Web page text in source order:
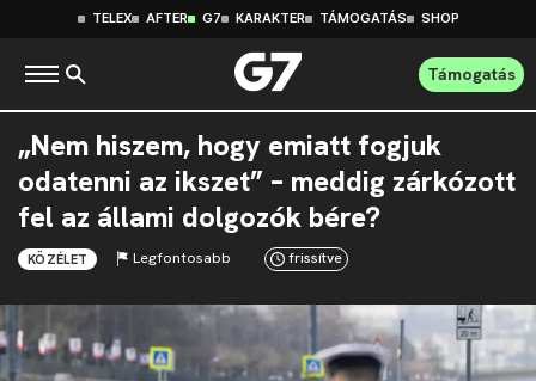
TELEX AFTER G7 KARAKTER TÁMOGATÁS SHOP
Támogatás
„Nem hiszem, hogy emiatt fogjuk
odatenni az ikszet” – meddig zárkózott
fel az állami dolgozók bére?
KÖZÉLET Legfontosabb frissítve